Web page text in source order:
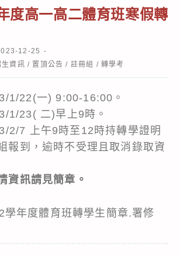
度高一高二體育班寒假轉
12-25
生資訊 / 置頂公告 / 註冊組 / 轉學考
1/22(一) 9:00-16:00。
1/23( 二)早上9時。
2/7 上午9時至12時持轉學證明
報到，逾時不受理且取消錄取資
資訊請見簡章。
學年度體育班轉學生簡章.署修